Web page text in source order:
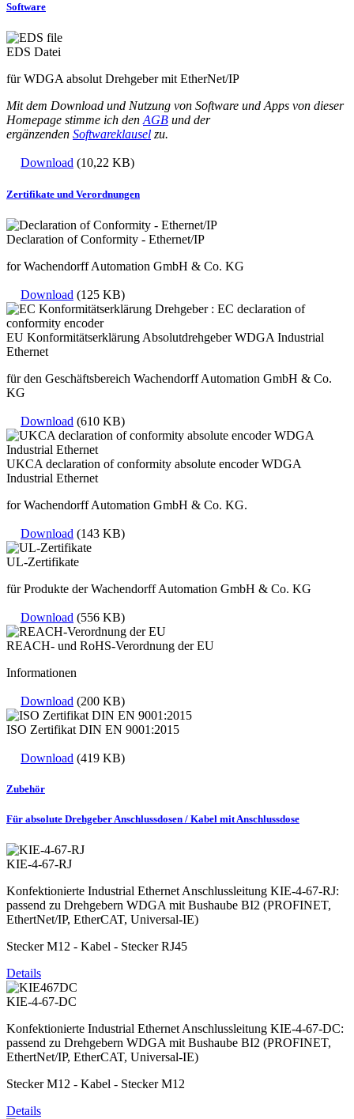
Software
EDS Datei
für WDGA absolut Drehgeber mit EtherNet/IP
Mit dem Download und Nutzung von Software und Apps von dieser
Homepage stimme ich denAGB und der
ergänzenden Softwareklausel zu.
Download (10,22 KB)
Zertifikate und Verordnungen
Declaration of Conformity - Ethernet/IP
for Wachendorff Automation GmbH & Co. KG
Download (125 KB)
EU Konformitätserklärung Absolutdrehgeber WDGA Industrial
Ethernet
für den Geschäftsbereich Wachendorff Automation GmbH & Co.
KG
Download (610 KB)
UKCA declaration of conformity absolute encoder WDGA
Industrial Ethernet
for Wachendorff Automation GmbH & Co. KG.
Download (143 KB)
UL-Zertifikate
für Produkte der Wachendorff Automation GmbH & Co. KG
Download (556 KB)
REACH- und RoHS-Verordnung der EU
Informationen
Download (200 KB)
ISO Zertifikat DIN EN 9001:2015
Download (419 KB)
Zubehör
Für absolute Drehgeber Anschlussdosen / Kabel mit Anschlussdose
KIE-4-67-RJ
Konfektionierte Industrial Ethernet Anschlussleitung KIE-4-67-RJ:
passend zu Drehgebern WDGA mit Bushaube BI2 (PROFINET,
EthertNet/IP, EtherCAT, Universal-IE)
Stecker M12 - Kabel - Stecker RJ45
Details
KIE-4-67-DC
Konfektionierte Industrial Ethernet Anschlussleitung KIE-4-67-DC:
passend zu Drehgebern WDGA mit Bushaube BI2 (PROFINET,
EthertNet/IP, EtherCAT, Universal-IE)
Stecker M12 - Kabel - Stecker M12
Details